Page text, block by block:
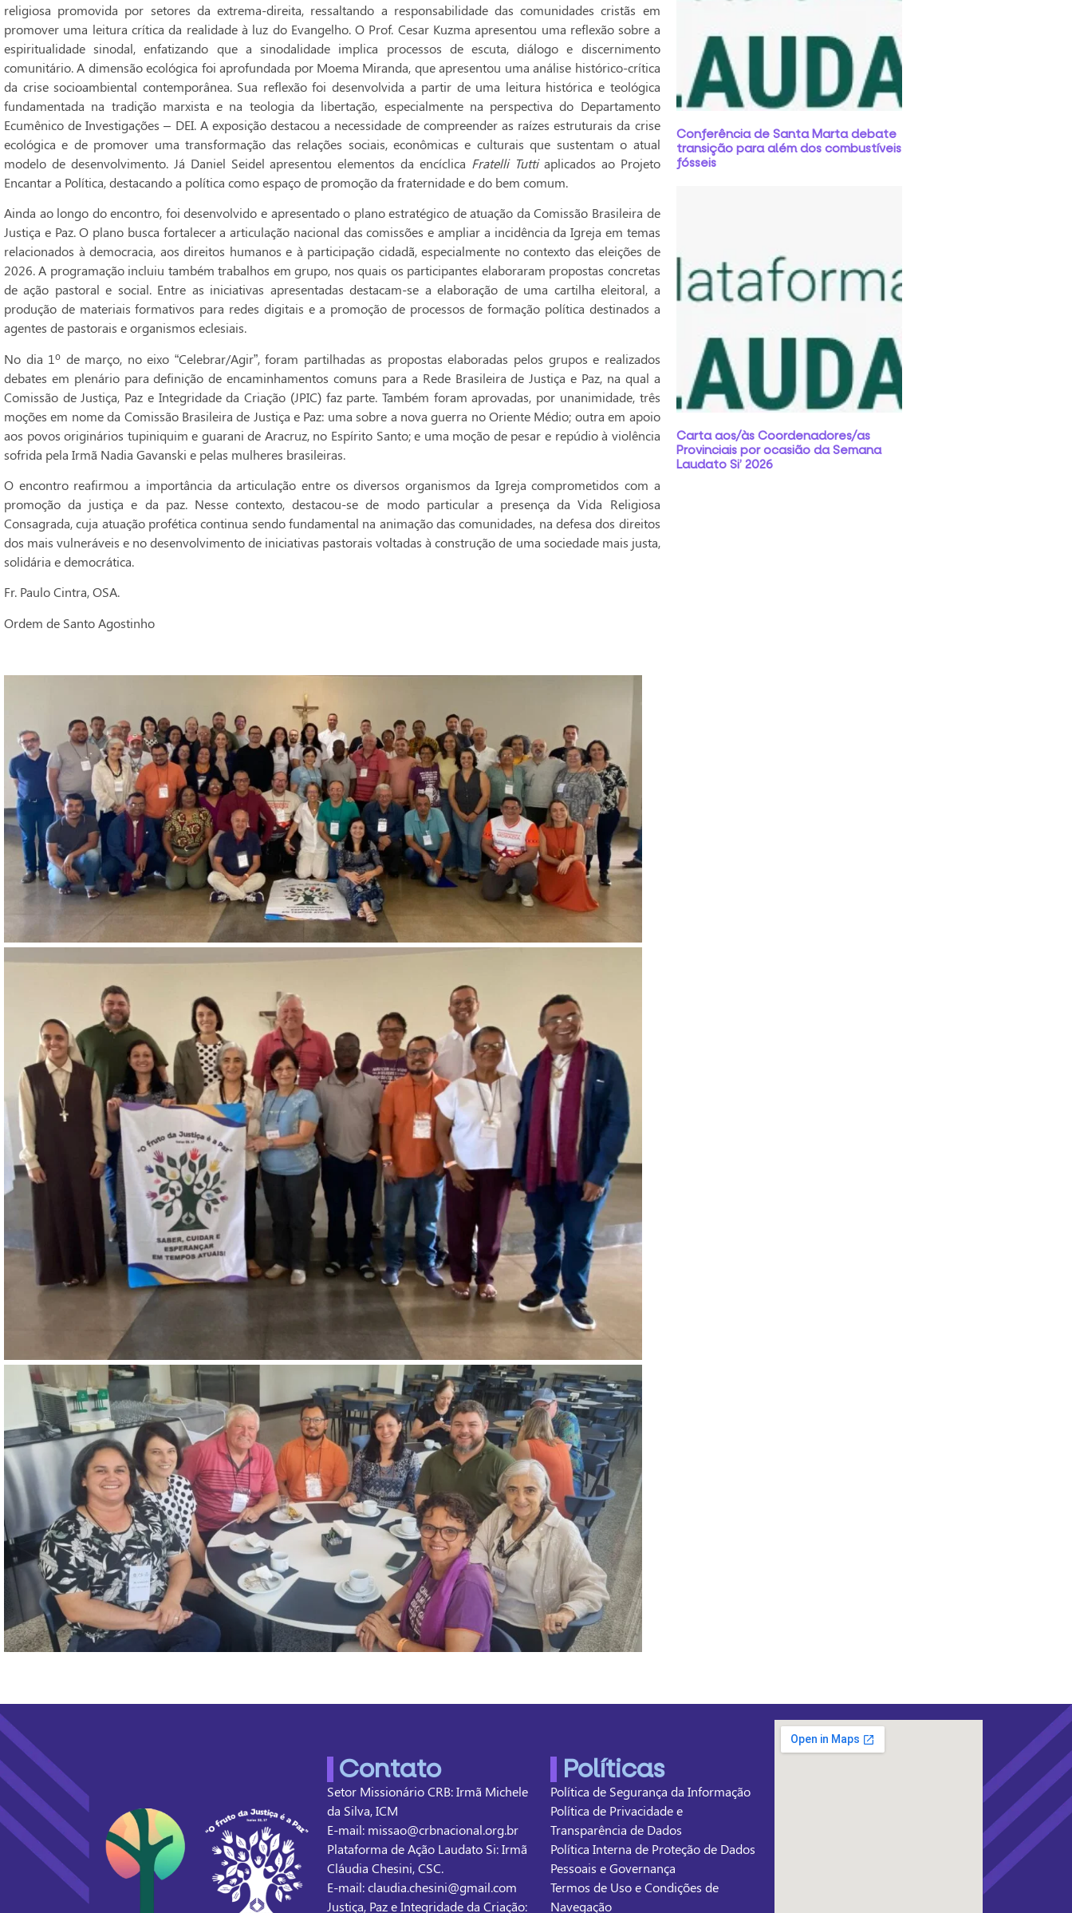
religiosa promovida por setores da extrema-direita, ressaltando a responsabilidade das comunidades cristãs em
promover uma leitura crítica da realidade à luz do Evangelho. O Prof. Cesar Kuzma apresentou uma reflexão sobre a
espiritualidade sinodal, enfatizando que a sinodalidade implica processos de escuta, diálogo e discernimento
comunitário. A dimensão ecológica foi aprofundada por Moema Miranda, que apresentou uma análise histórico-crítica
da crise socioambiental contemporânea. Sua reflexão foi desenvolvida a partir de uma leitura histórica e teológica
fundamentada na tradição marxista e na teologia da libertação, especialmente na perspectiva do Departamento
Ecumênico de Investigações – DEI. A exposição destacou a necessidade de compreender as raízes estruturais da crise
ecológica e de promover uma transformação das relações sociais, econômicas e culturais que sustentam o atual
modelo de desenvolvimento. Já Daniel Seidel apresentou elementos da encíclica Fratelli Tuttiaplicados ao Projeto
Encantar a Política, destacando a política como espaço de promoção da fraternidade e do bem comum.
Ainda ao longo do encontro, foi desenvolvido e apresentado o plano estratégico de atuação da Comissão Brasileira de
Justiça e Paz. O plano busca fortalecer a articulação nacional das comissões e ampliar a incidência da Igreja em temas
relacionados à democracia, aos direitos humanos e à participação cidadã, especialmente no contexto das eleições de
2026. A programação incluiu também trabalhos em grupo, nos quais os participantes elaboraram propostas concretas
de ação pastoral e social. Entre as iniciativas apresentadas destacam-se a elaboração de uma cartilha eleitoral, a
produção de materiais formativos para redes digitais e a promoção de processos de formação política destinados a
agentes de pastorais e organismos eclesiais.
No dia 1º de março, no eixo “Celebrar/Agir”, foram partilhadas as propostas elaboradas pelos grupos e realizados
debates em plenário para definição de encaminhamentos comuns para a Rede Brasileira de Justiça e Paz, na qual a
Comissão de Justiça, Paz e Integridade da Criação (JPIC) faz parte. Também foram aprovadas, por unanimidade, três
moções em nome da Comissão Brasileira de Justiça e Paz: uma sobre a nova guerra no Oriente Médio; outra em apoio
aos povos originários tupiniquim e guarani de Aracruz, no Espírito Santo; e uma moção de pesar e repúdio à violência
sofrida pela Irmã Nadia Gavanski e pelas mulheres brasileiras.
O encontro reafirmou a importância da articulação entre os diversos organismos da Igreja comprometidos com a
promoção da justiça e da paz. Nesse contexto, destacou-se de modo particular a presença da Vida Religiosa
Consagrada, cuja atuação profética continua sendo fundamental na animação das comunidades, na defesa dos direitos
dos mais vulneráveis e no desenvolvimento de iniciativas pastorais voltadas à construção de uma sociedade mais justa,
solidária e democrática.
Fr. Paulo Cintra, OSA.
Ordem de Santo Agostinho
Conferência de Santa Marta debate
transição para além dos combustíveis
fósseis
Carta aos/às Coordenadores/as
Provinciais por ocasião da Semana
Laudato Si’ 2026
Contato
Setor Missionário CRB: Irmã Michele
da Silva, ICM
E-mail: missao@crbnacional.org.br
Plataforma de Ação Laudato Si: Irmã
Cláudia Chesini, CSC.
E-mail: claudia.chesini@gmail.com
Justiça, Paz e Integridade da Criação:
Políticas
Política de Segurança da Informação
Política de Privacidade e
Transparência de Dados
Política Interna de Proteção de Dados
Pessoais e Governança
Termos de Uso e Condições de
Navegação